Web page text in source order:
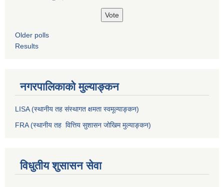
Older polls
Results
नगरपालिकाको मुल्याङ्कन
LISA (स्थानीय तह संस्थागत क्षमता स्वमूल्याङ्कन)
FRA (स्थानीय तह वित्तिय सुशासन जोखिम मुल्याङ्कन)
विधुतीय शुसासन सेवा